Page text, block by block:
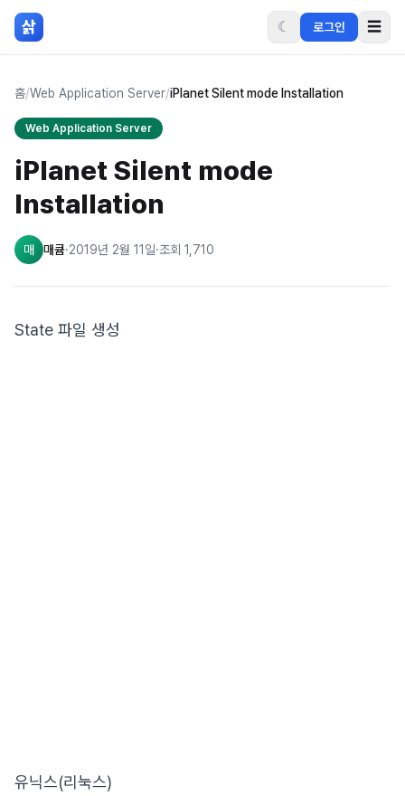
본문 바로가기
삵 ☾ 로그인 ☰
홈/Web Application Server/iPlanet Silent mode Installation
Web Application Server
iPlanet Silent mode
Installation
매 매큠·2019년 2월 11일·조회 1,710
State 파일 생성
유닉스(리눅스)